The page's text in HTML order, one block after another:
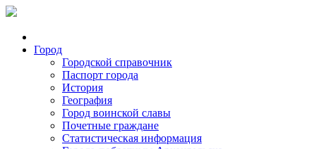
Город
Городской справочник
Паспорт города
История
География
Город воинской славы
Почетные граждане
Статистическая информация